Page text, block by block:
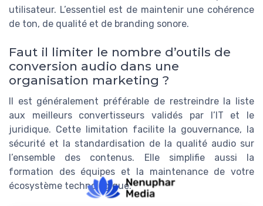
utilisateur. L’essentiel est de maintenir une cohérence
de ton, de qualité et de branding sonore.
Faut il limiter le nombre d’outils de
conversion audio dans une
organisation marketing ?
Il est généralement préférable de restreindre la liste
aux meilleurs convertisseurs validés par l’IT et le
juridique. Cette limitation facilite la gouvernance, la
sécurité et la standardisation de la qualité audio sur
l’ensemble des contenus. Elle simplifie aussi la
formation des équipes et la maintenance de votre
écosystème technologique.